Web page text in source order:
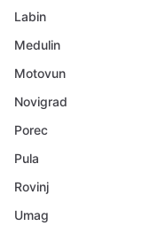
Labin
Medulin
Motovun
Novigrad
Porec
Pula
Rovinj
Umag